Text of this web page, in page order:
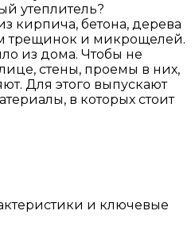
утеплитель?
кирпича, бетона, дерева
трещинок и микрощелей.
из дома. Чтобы не
стены, проемы в них,
Для этого выпускают
в которых стоит